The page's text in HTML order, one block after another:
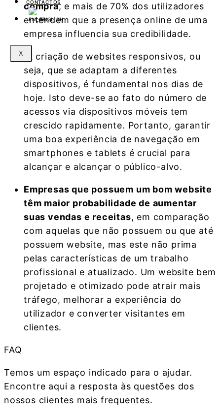
CONTACTOS
ENGLISH
X
compra, e mais de 70% dos utilizadores
entendem que a presença online de uma
empresa influencia sua credibilidade.
A criação de websites responsivos, ou
seja, que se adaptam a diferentes
dispositivos, é fundamental nos dias de
hoje. Isto deve-se ao fato do número de
acessos via dispositivos móveis tem
crescido rapidamente. Portanto, garantir
uma boa experiência de navegação em
smartphones e tablets é crucial para
alcançar e alcançar o público-alvo.
Empresas que possuem um bom website
têm maior probabilidade de aumentar
suas vendas e receitas, em comparação
com aquelas que não possuem ou que até
possuem website, mas este não prima
pelas características de um trabalho
profissional e atualizado. Um website bem
projetado e otimizado pode atrair mais
tráfego, melhorar a experiência do
utilizador e converter visitantes em
clientes.
FAQ
Temos um espaço indicado para o ajudar.
Encontre aqui a resposta às questões dos
nossos clientes mais frequentes.